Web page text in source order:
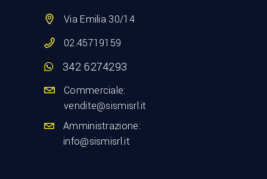
Via Emilia 30/14
02.45719159
342 6274293
Commerciale:
vendite@sismisrl.it
Amministrazione:
info@sismisrl.it